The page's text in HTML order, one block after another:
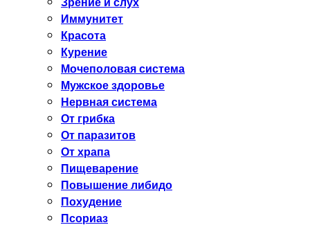
Иммунитет
Красота
Курение
Мочеполовая система
Мужское здоровье
Нервная система
От грибка
От паразитов
От храпа
Пищеварение
Повышение либидо
Похудение
Псориаз